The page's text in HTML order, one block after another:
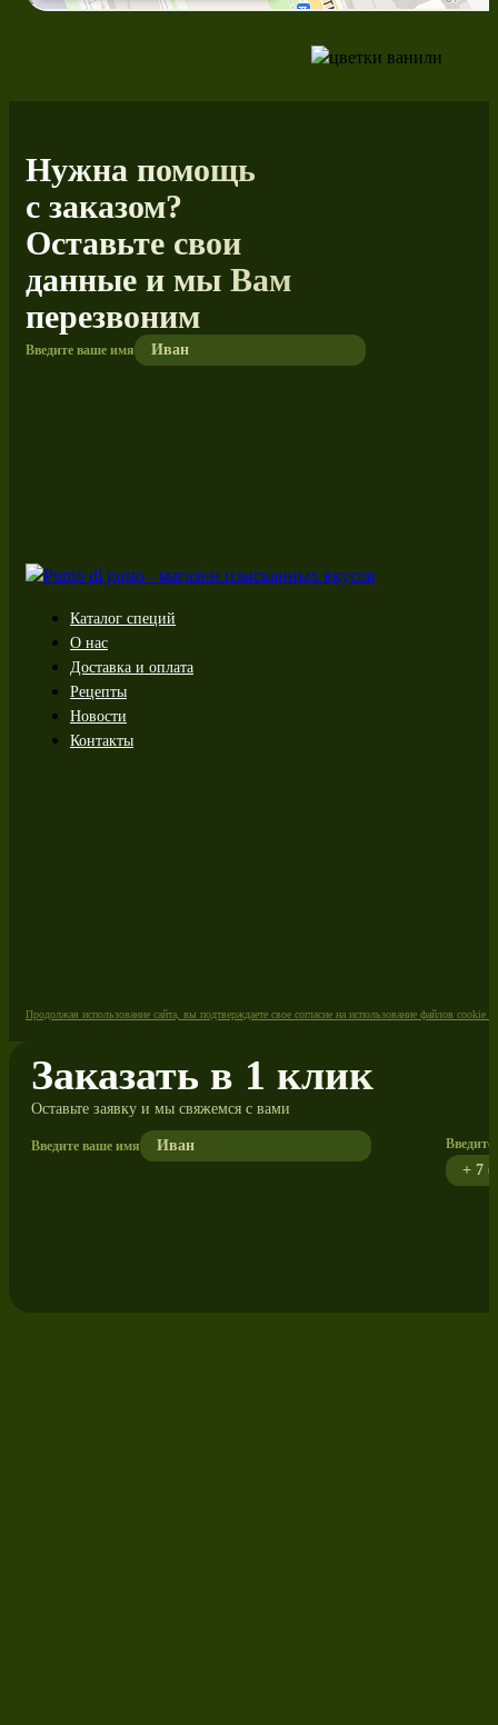
Нужна помощь
с заказом?
Оставьте свои
данные и мы Вам
перезвоним
Введите ваше имя
Каталог специй
О нас
Доставка и оплата
Рецепты
Новости
Контакты
Продолжая использование сайта, вы подтверждаете свое согласие на использование файлов cookie
Заказать в 1 клик
Оставьте заявку и мы свяжемся с вами
Введите ваше имя Введите